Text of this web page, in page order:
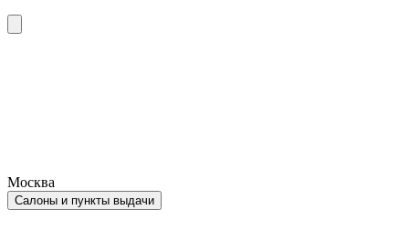
Москва
Салоны и пункты выдачи